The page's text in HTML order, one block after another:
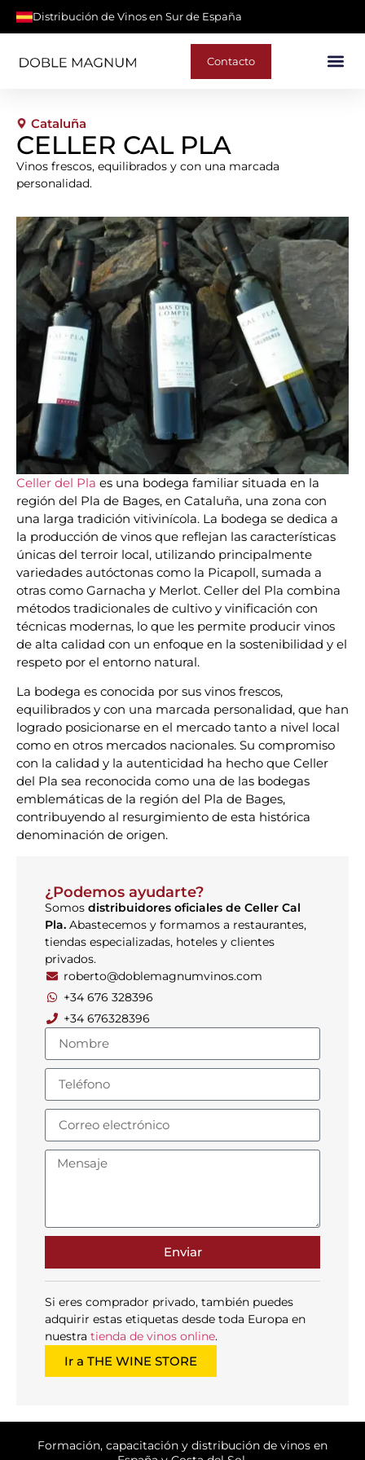
Distribución de Vinos en Sur de España
Contacto
Cataluña
CELLER CAL PLA
Vinos frescos, equilibrados y con una marcada
personalidad.
Celler del Pla es una bodega familiar situada en la
región del Pla de Bages, en Cataluña, una zona con
una larga tradición vitivinícola. La bodega se dedica a
la producción de vinos que reflejan las características
únicas del terroir local, utilizando principalmente
variedades autóctonas como la Picapoll, sumada a
otras como Garnacha y Merlot. Celler del Pla combina
métodos tradicionales de cultivo y vinificación con
técnicas modernas, lo que les permite producir vinos
de alta calidad con un enfoque en la sostenibilidad y el
respeto por el entorno natural.
La bodega es conocida por sus vinos frescos,
equilibrados y con una marcada personalidad, que han
logrado posicionarse en el mercado tanto a nivel local
como en otros mercados nacionales. Su compromiso
con la calidad y la autenticidad ha hecho que Celler
del Pla sea reconocida como una de las bodegas
emblemáticas de la región del Pla de Bages,
contribuyendo al resurgimiento de esta histórica
denominación de origen.
¿Podemos ayudarte?
Somos distribuidores oficiales de Celler Cal
Pla. Abastecemos y formamos a restaurantes,
tiendas especializadas, hoteles y clientes
privados.
roberto@doblemagnumvinos.com
+34 676 328396
+34 676328396
Enviar
Si eres comprador privado, también puedes
adquirir estas etiquetas desde toda Europa en
nuestra tienda de vinos online.
Ir a THE WINE STORE
Formación, capacitación y distribución de vinos en